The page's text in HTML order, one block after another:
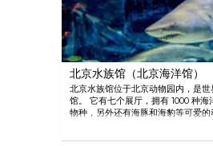
北京水族馆（北京海洋馆）
北京水族馆位于北京动物园内，是
馆。 它有七个展厅，拥有 1000 种海
物种，另外还有海豚和海豹等可爱